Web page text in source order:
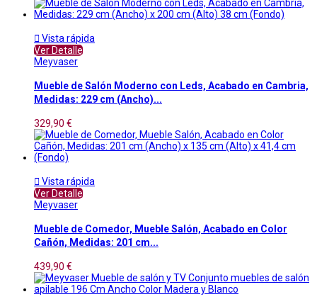
 Vista rápida
Ver Detalle
Meyvaser
Mueble de Salón Moderno con Leds, Acabado en Cambria,
Medidas: 229 cm (Ancho)...
329,90 €
 Vista rápida
Ver Detalle
Meyvaser
Mueble de Comedor, Mueble Salón, Acabado en Color
Cañón, Medidas: 201 cm...
439,90 €